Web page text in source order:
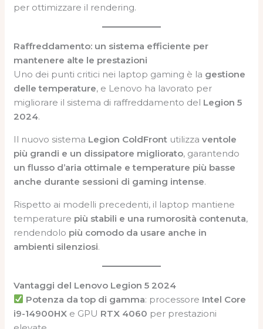
per ottimizzare il rendering.
Raffreddamento: un sistema efficiente per
mantenere alte le prestazioni
Uno dei punti critici nei laptop gaming è la gestione
delle temperature, e Lenovo ha lavorato per
migliorare il sistema di raffreddamento del Legion 5
2024.
Il nuovo sistema Legion ColdFront utilizzaventole
più grandi e un dissipatore migliorato, garantendo
un flusso d’aria ottimale e temperature più basse
anche durante sessioni di gaming intense.
Rispetto ai modelli precedenti, il laptop mantiene
temperature più stabili e una rumorosità contenuta,
rendendolo più comodo da usare anche in
ambienti silenziosi.
Vantaggi del Lenovo Legion 5 2024
Potenza da top di gamma: processore Intel Core
i9-14900HX e GPU RTX 4060 per prestazioni